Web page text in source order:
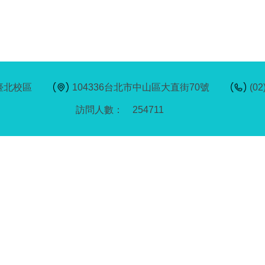
254711
北校區 104336台北市中山區大直街70號